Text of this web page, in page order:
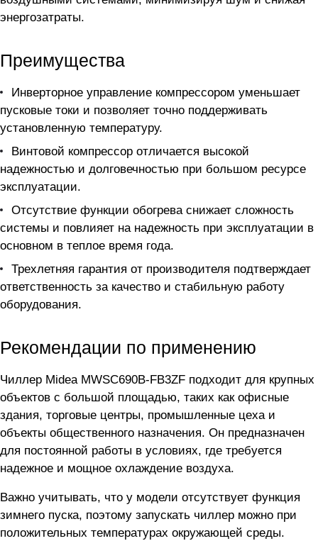
энергозатраты.
Преимущества
Инверторное управление компрессором уменьшает
пусковые токи и позволяет точно поддерживать
установленную температуру.
Винтовой компрессор отличается высокой
надежностью и долговечностью при большом ресурсе
эксплуатации.
Отсутствие функции обогрева снижает сложность
системы и повлияет на надежность при эксплуатации в
основном в теплое время года.
Трехлетняя гарантия от производителя подтверждает
ответственность за качество и стабильную работу
оборудования.
Рекомендации по применению
Чиллер Midea MWSC690B-FB3ZF подходит для крупных
объектов с большой площадью, таких как офисные
здания, торговые центры, промышленные цеха и
объекты общественного назначения. Он предназначен
для постоянной работы в условиях, где требуется
надежное и мощное охлаждение воздуха.
Важно учитывать, что у модели отсутствует функция
зимнего пуска, поэтому запускать чиллер можно при
положительных температурах окружающей среды.